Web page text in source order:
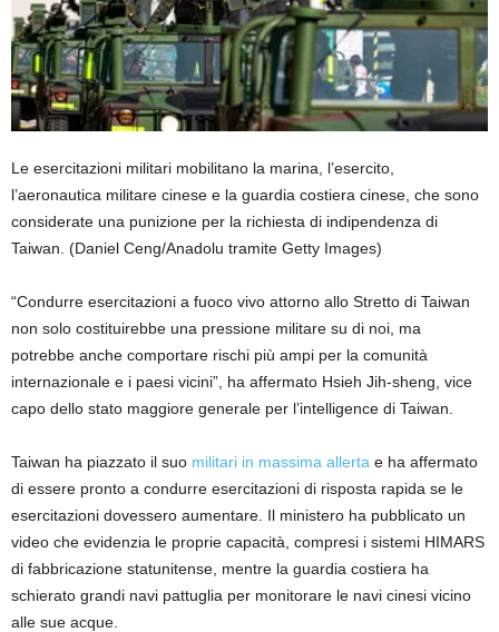
Le esercitazioni militari mobilitano la marina, l’esercito,
l’aeronautica militare cinese e la guardia costiera cinese, che sono
considerate una punizione per la richiesta di indipendenza di
Taiwan. (Daniel Ceng/Anadolu tramite Getty Images)
“Condurre esercitazioni a fuoco vivo attorno allo Stretto di Taiwan
non solo costituirebbe una pressione militare su di noi, ma
potrebbe anche comportare rischi più ampi per la comunità
internazionale e i paesi vicini”, ha affermato Hsieh Jih-sheng, vice
capo dello stato maggiore generale per l’intelligence di Taiwan.
Taiwan ha piazzato il suo militari in massima allerta e ha affermato
di essere pronto a condurre esercitazioni di risposta rapida se le
esercitazioni dovessero aumentare. Il ministero ha pubblicato un
video che evidenzia le proprie capacità, compresi i sistemi HIMARS
di fabbricazione statunitense, mentre la guardia costiera ha
schierato grandi navi pattuglia per monitorare le navi cinesi vicino
alle sue acque.